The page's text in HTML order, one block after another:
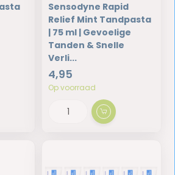
Sensodyne Rapid
Relief Mint Tandpasta
| 75 ml | Gevoelige
Tanden & Snelle
Verli...
4,95
Op voorraad